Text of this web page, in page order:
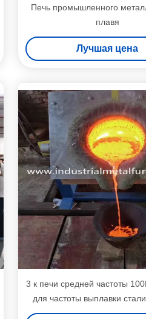
Печь промышленного
плавя
Лучшая цена
3 к печи средней частоты
для частоты выплавки